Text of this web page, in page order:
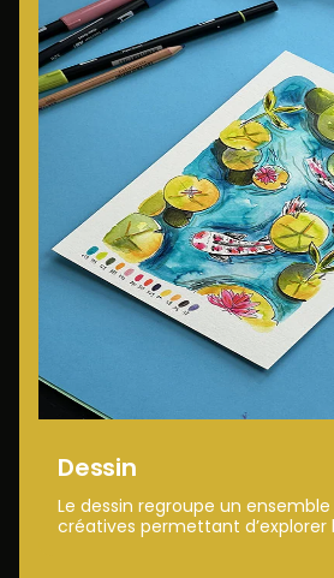
Dessin
Le dessin regroupe un
créatives permettant d’explorer